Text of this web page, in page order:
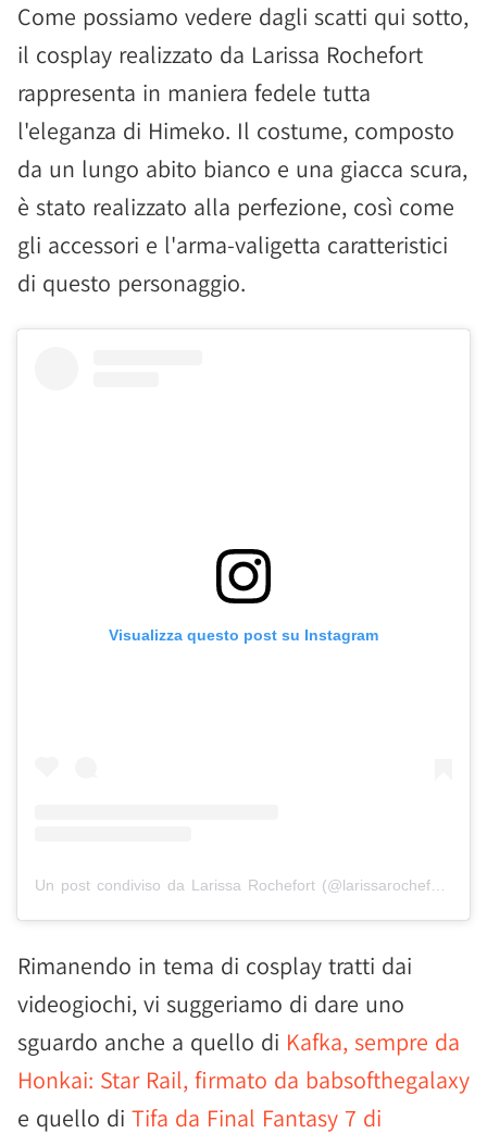
Come possiamo vedere dagli scatti qui sotto,
il cosplay realizzato da Larissa Rochefort
rappresenta in maniera fedele tutta
l'eleganza di Himeko. Il costume, composto
da un lungo abito bianco e una giacca scura,
è stato realizzato alla perfezione, così come
gli accessori e l'arma-valigetta caratteristici
di questo personaggio.
Visualizza questo post su Instagram
Un post condiviso da Larissa Rochefort (@larissarochefort)
Rimanendo in tema di cosplay tratti dai
videogiochi, vi suggeriamo di dare uno
sguardo anche a quello di Kafka, sempre da
Honkai: Star Rail, firmato da babsofthegalaxy
e quello di Tifa da Final Fantasy 7 di